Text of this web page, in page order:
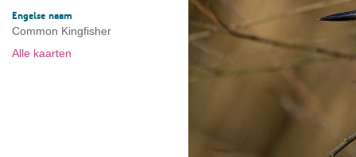
Engelse naam
Common Kingfisher
Alle kaarten